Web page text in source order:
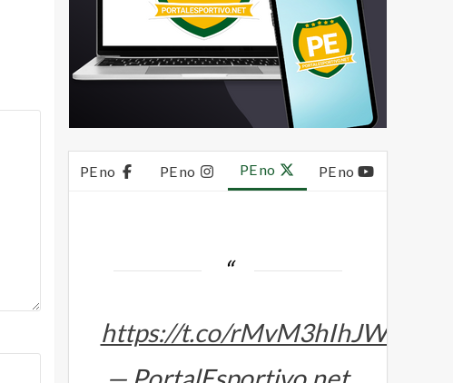
PE no PE no PE no PE no
https://t.co/rMvM3hIhJW